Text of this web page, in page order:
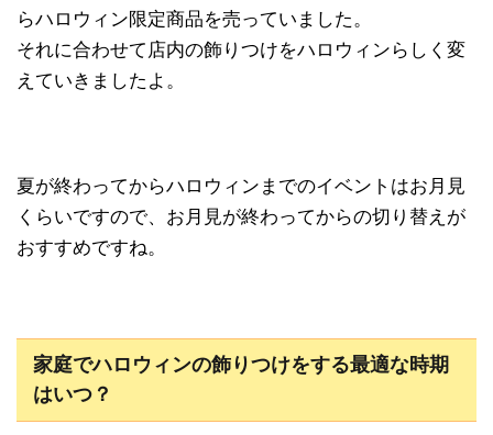
らハロウィン限定商品を売っていました。
それに合わせて店内の飾りつけをハロウィンらしく変
えていきましたよ。
夏が終わってからハロウィンまでのイベントはお月見
くらいですので、お月見が終わってからの切り替えが
おすすめですね。
家庭でハロウィンの飾りつけをする最適な時期
はいつ？